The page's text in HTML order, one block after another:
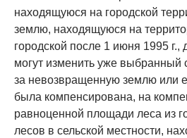
находящуюся на городской
землю, находящуюся на
городской после 1 июня 1995 г.,
могут изменить уже выбранный
за невозвращенную землю или
была компенсирована, на
равноценной площади леса из
лесов в сельской местности,